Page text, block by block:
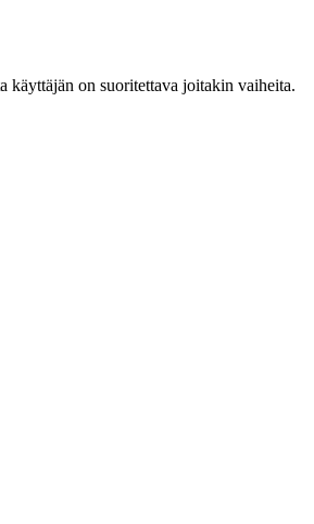
käyttäjän on suoritettava joitakin vaiheita.